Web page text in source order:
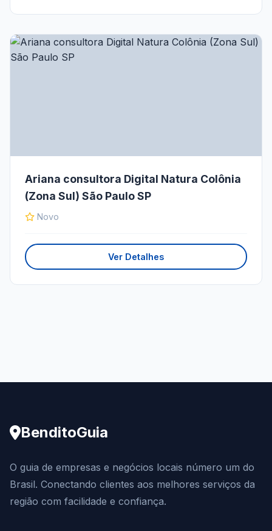
Ariana consultora Digital Natura Colônia
(Zona Sul) São Paulo SP
Novo
Ver Detalhes
BenditoGuia
O guia de empresas e negócios locais número um do
Brasil. Conectando clientes aos melhores serviços da
região com facilidade e confiança.